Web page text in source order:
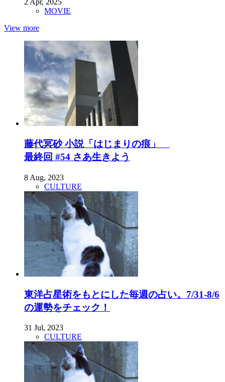
2 Apr, 2025
MOVIE
View more
藤代冥砂 小説「はじまりの痕」
最終回 #54 さあ生きよう
8 Aug, 2023
CULTURE
東洋占星術をもとにした毎週の占い。7/31-8/6
の運勢をチェック！
31 Jul, 2023
CULTURE